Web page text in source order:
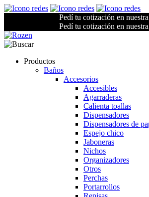
Pedí tu cotización en
Pedí tu cotización en
Productos
Baños
Accesorios
Accesibles
Agarraderas
Calienta toallas
Dispensadores
Dispensadores de
Espejo chico
Jaboneras
Nichos
Organizadores
Otros
Perchas
Portarrollos